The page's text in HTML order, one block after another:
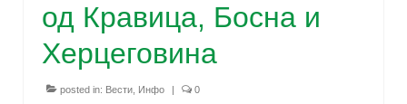
од Кравица, Босна и
Херцеговина
posted in: Вести Инфо 0